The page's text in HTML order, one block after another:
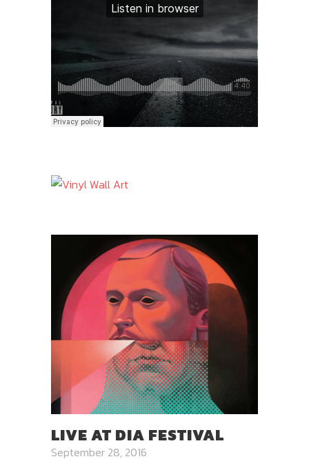
LIVE AT DIA FESTIVAL
September 28, 2016